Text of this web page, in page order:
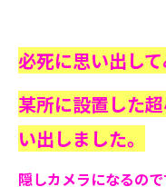
必死に思い出し
某所に設置した
い出しました。
隠しカメラになるの